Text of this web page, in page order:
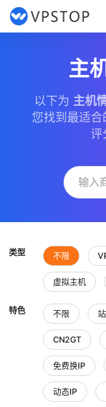
主
以下为 主机
您找到最适
评
类型 不限
虚拟主机
特色 不限
CN2GT
免费换IP
动态IP